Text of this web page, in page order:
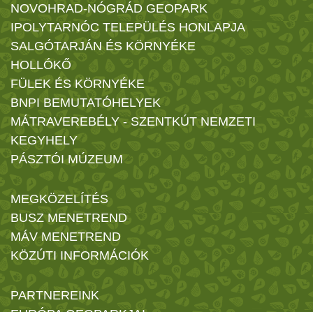
NOVOHRAD-NÓGRÁD GEOPARK
IPOLYTARNÓC TELEPÜLÉS HONLAPJA
SALGÓTARJÁN ÉS KÖRNYÉKE
HOLLÓKŐ
FÜLEK ÉS KÖRNYÉKE
BNPI BEMUTATÓHELYEK
MÁTRAVEREBÉLY - SZENTKÚT NEMZETI
KEGYHELY
PÁSZTÓI MÚZEUM
MEGKÖZELÍTÉS
BUSZ MENETREND
MÁV MENETREND
KÖZÚTI INFORMÁCIÓK
PARTNEREINK